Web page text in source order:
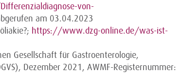
von-
am 03.04.2023
https://www.dzg-online.de/was-ist-
Gesellschaft für Gastroenterologie,
Dezember 2021, AWMF-Registernummer: